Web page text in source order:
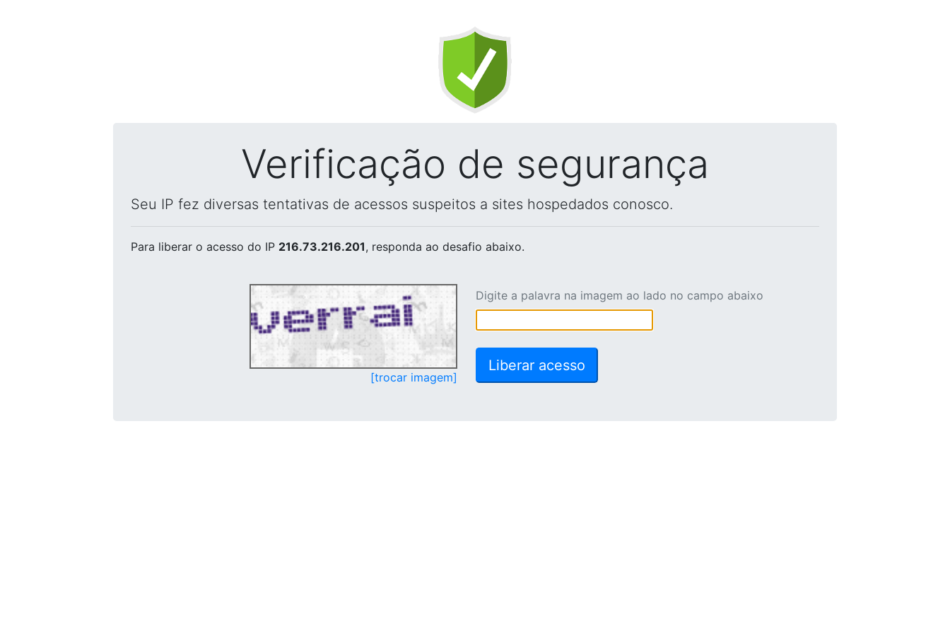
Verificação de segurança
Seu IP fez diversas tentativas de acessos suspeitos a sites hospedados conosco.
Para liberar o acesso do IP 216.73.216.201, responda ao desafio abaixo.
[trocar imagem]
Digite a palavra na imagem ao lado no campo abaixo